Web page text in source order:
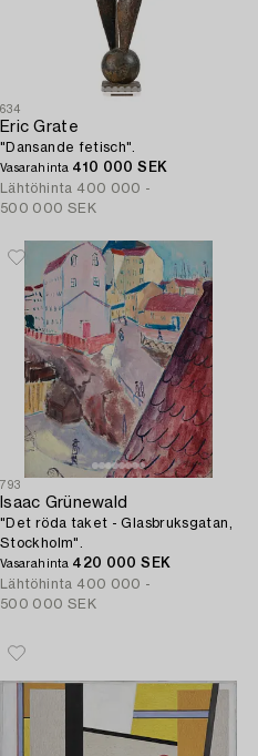
634
Eric Grate
"Dansande fetisch".
Vasarahinta 410 000 SEK
Lähtöhinta 400 000 -
500 000 SEK
793
Isaac Grünewald
"Det röda taket - Glasbruksgatan,
Stockholm".
Vasarahinta 420 000 SEK
Lähtöhinta 400 000 -
500 000 SEK